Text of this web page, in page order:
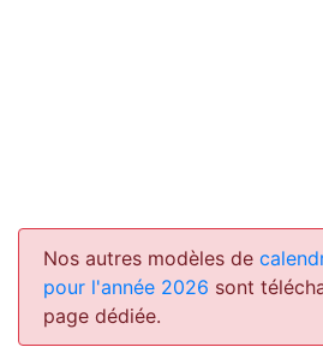
Nos autres modèles de
pour l'année 2026 sont
page dédiée.